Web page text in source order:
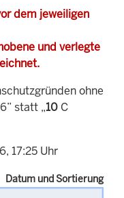
dem jeweiligen
und verlegte
ohne
statt „10 C
17:25 Uhr
Datum und Sortierung